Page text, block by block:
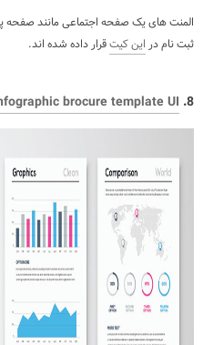
المنت های یک صفحه اجتماعی مانند صفحه
ثبت نام در این کیتقرار داده شده اند.
8.
brocure template UI